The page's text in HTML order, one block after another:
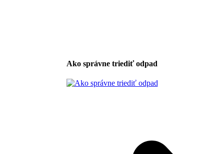
Ako správne triediť odpad